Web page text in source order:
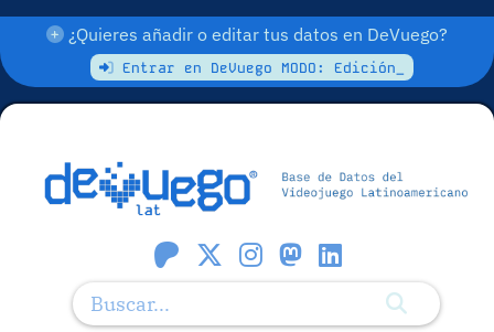
¿Quieres añadir o editar tus datos en DeVuego?
Entrar en DeVuego MODO: Edición_